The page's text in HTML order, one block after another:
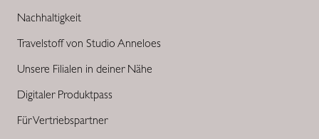
Nachhaltigkeit
Travelstoff von Studio Anneloes
Unsere Filialen in deiner Nähe
Digitaler Produktpass
Für Vertriebspartner